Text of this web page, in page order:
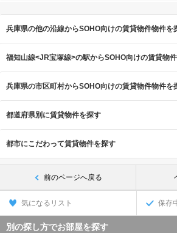
兵庫県の他の沿線からSOHO向けの賃貸物件物件を
福知山線<JR宝塚線>の駅からSOHO向けの賃貸物
兵庫県の市区町村からSOHO向けの賃貸物件物件を
都道府県別に賃貸物件を探す
都市にこだわって賃貸物件を探す
前のページへ戻る
気になるリスト 保存
別の探し方でお部屋を探す